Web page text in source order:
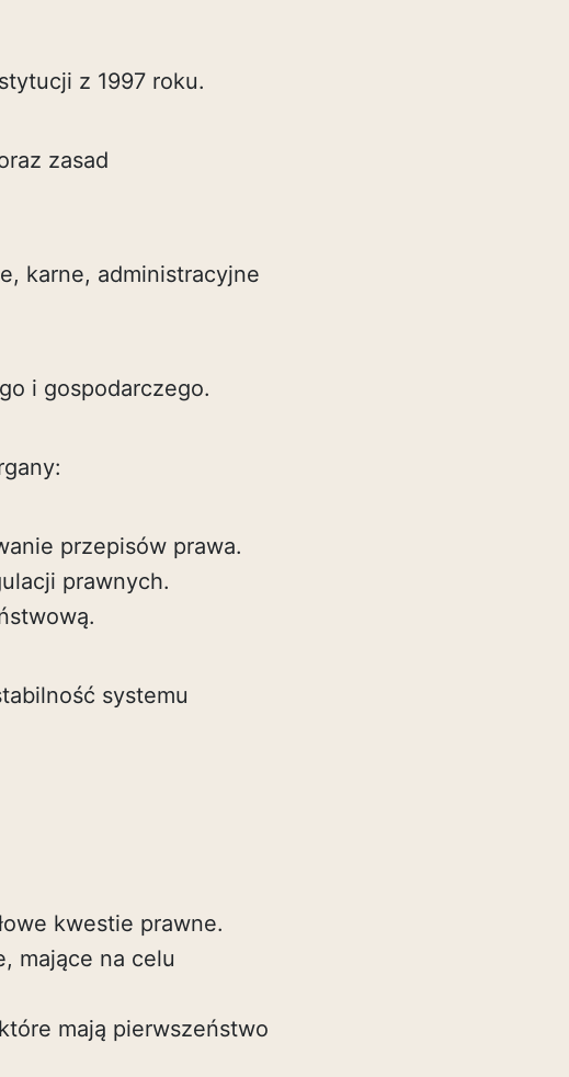
z 1997 roku.
zasad
karne, administracyjne
i gospodarczego.
przepisów prawa.
prawnych.
systemu
kwestie prawne.
mające na celu
mają pierwszeństwo